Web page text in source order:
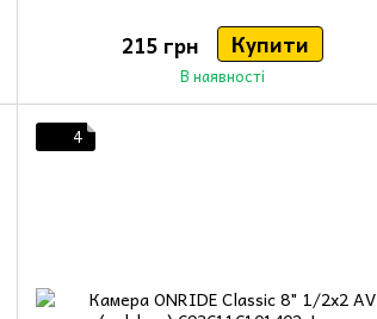
215 грн Купити
В наявності
4